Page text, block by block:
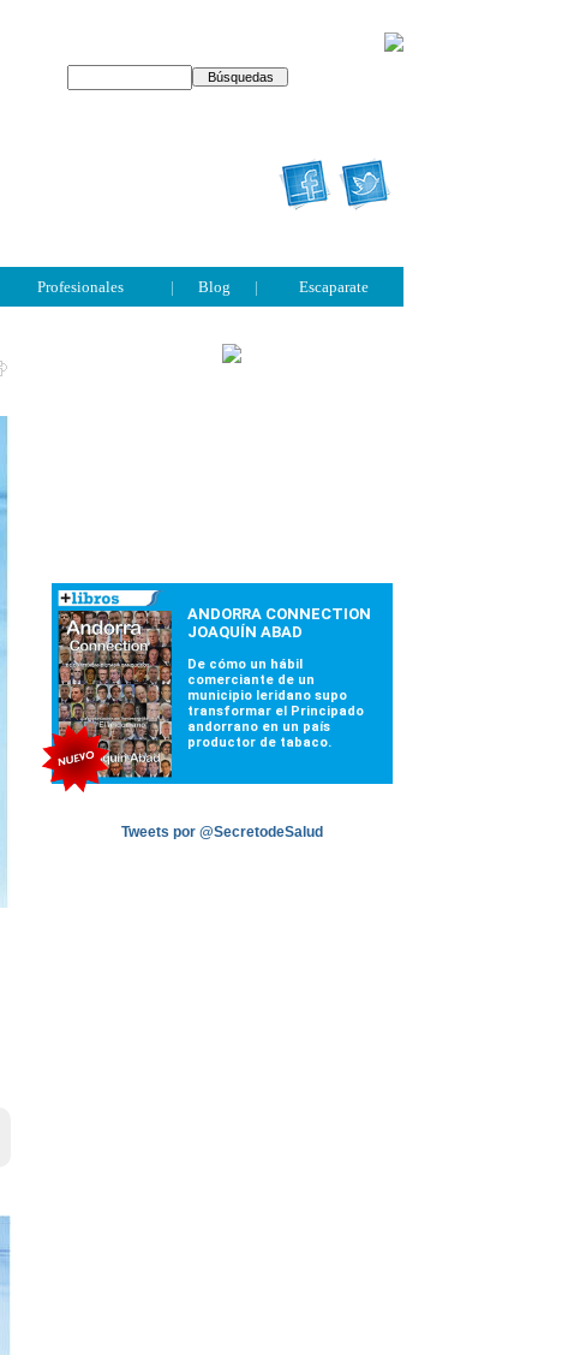
Profesionales | Blog | Escaparate
Tweets por @SecretodeSalud